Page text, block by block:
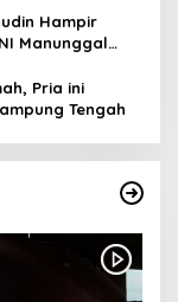
Hampir
Manunggal
Pria ini
Tengah